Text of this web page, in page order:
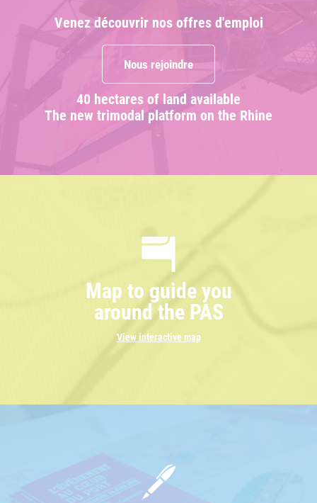
Venez découvrir nos offres d'emploi
Nous rejoindre
40 hectares of land available
The new trimodal platform on the Rhine
Map to guide you
around the PAS
View interactive map